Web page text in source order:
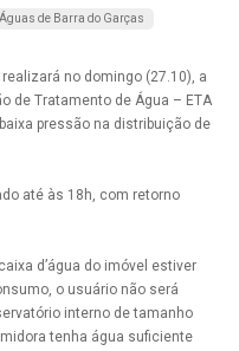
de Barra do Garças
no domingo (27.10), a
de Tratamento de Água – ETA
pressão na distribuição de
até às 18h, com retorno
d’água do imóvel estiver
o usuário não será
interno de tamanho
tenha água suficiente